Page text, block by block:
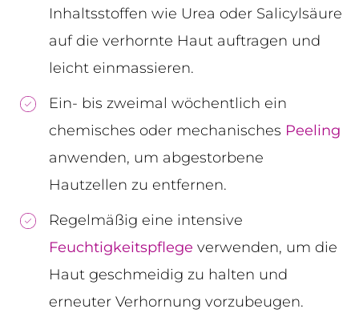
Inhaltsstoffen wie Urea oder Salicylsäure
auf die verhornte Haut auftragen und
leicht einmassieren.
Ein- bis zweimal wöchentlich ein
chemisches oder mechanisches Peeling
anwenden, um abgestorbene
Hautzellen zu entfernen.
Regelmäßig eine intensive
Feuchtigkeitspflege verwenden, um die
Haut geschmeidig zu halten und
erneuter Verhornung vorzubeugen.